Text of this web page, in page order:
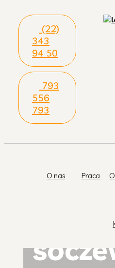
(22)
343
94 50
793
556
793
O nas Praca
Zupa